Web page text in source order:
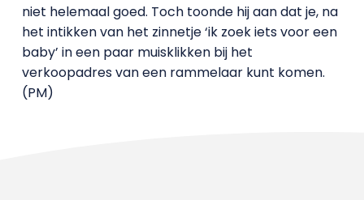
niet helemaal goed. Toch toonde hij aan dat je, na
het intikken van het zinnetje ‘ik zoek iets voor een
baby’ in een paar muisklikken bij het
verkoopadres van een rammelaar kunt komen.
(PM)